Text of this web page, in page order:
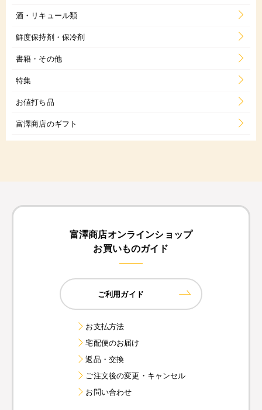
酒・リキュール類
鮮度保持剤・保冷剤
書籍・その他
特集
お値打ち品
富澤商店のギフト
富澤商店オンラインショップ
お買いものガイド
ご利用ガイド
お支払方法
宅配便のお届け
返品・交換
ご注文後の変更・キャンセル
お問い合わせ